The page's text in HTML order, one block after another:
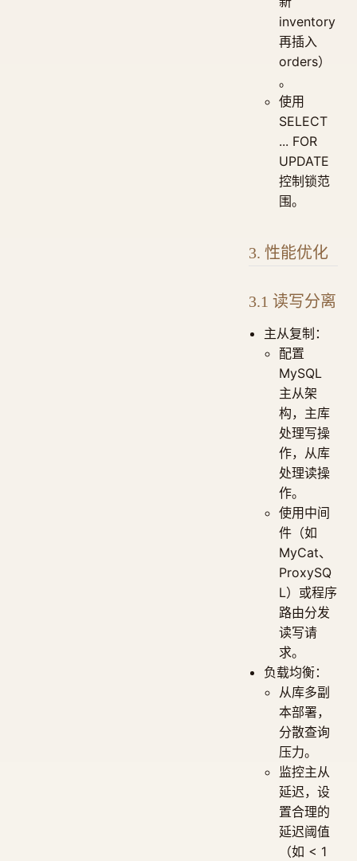
inventory
再插入
orders）
。
使用
SELECT
... FOR
UPDATE
控制锁范
围。
3. 性能优化
3.1 读写分离
主从复制：
配置
MySQL
主从架
构，主库
处理写操
作，从库
处理读操
作。
使用中间
件（如
MyCat、
ProxySQ
L）或程序
路由分发
读写请
求。
负载均衡：
从库多副
本部署，
分散查询
压力。
监控主从
延迟，设
置合理的
延迟阈值
（如 < 1